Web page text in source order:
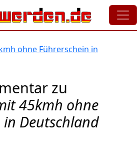
ohne Führerschein in
zu
45kmh ohne
in Deutschland